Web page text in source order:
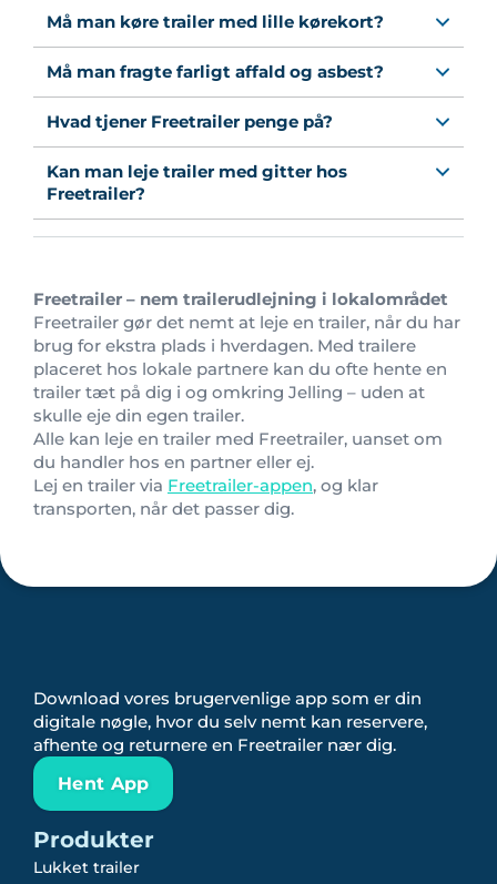
Må man køre trailer med lille kørekort?
Må man fragte farligt affald og asbest?
Hvad tjener Freetrailer penge på?
Kan man leje trailer med gitter hos
Freetrailer?
Freetrailer – nem trailerudlejning i lokalområdet
Freetrailer gør det nemt at leje en trailer, når du har
brug for ekstra plads i hverdagen. Med trailere
placeret hos lokale partnere kan du ofte hente en
trailer tæt på dig i og omkring Jelling – uden at
skulle eje din egen trailer.
Alle kan leje en trailer med Freetrailer, uanset om
du handler hos en partner eller ej.
Lej en trailer via Freetrailer-appen, og klar
transporten, når det passer dig.
Download vores brugervenlige app som er din
digitale nøgle, hvor du selv nemt kan reservere,
afhente og returnere en Freetrailer nær dig.
Hent App
Produkter
Lukket trailer